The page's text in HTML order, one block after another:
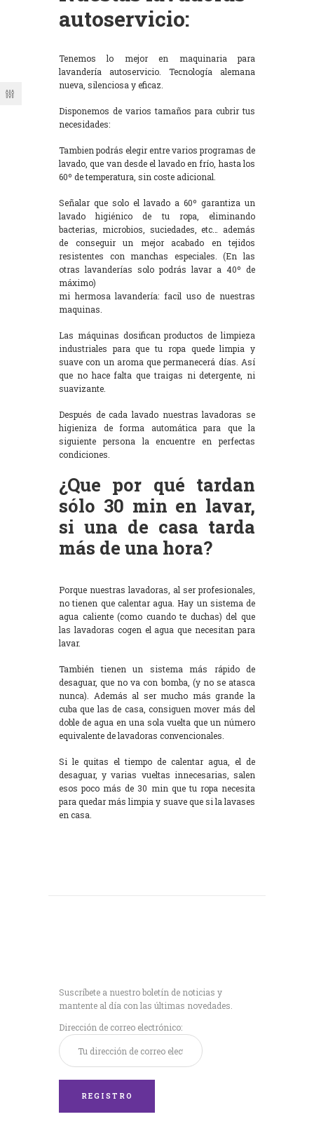
autoservicio:
Tenemos lo mejor en maquinaria para
lavandería autoservicio. Tecnología alemana
nueva, silenciosa y eficaz.
Disponemos de varios tamaños para cubrir tus
necesidades:
Tambien podrás elegir entre varios programas de
lavado, que van desde el lavado en frío, hasta los
60º de temperatura, sin coste adicional.
Señalar que solo el lavado a 60º garantiza un
lavado higiénico de tu ropa, eliminando
bacterias, microbios, suciedades, etc… además
de conseguir un mejor acabado en tejidos
resistentes con manchas especiales. (En las
otras lavanderías solo podrás lavar a 40º de
máximo)
mi hermosa lavandería: facil uso de nuestras
maquinas.
Las máquinas dosifican productos de limpieza
industriales para que tu ropa quede limpia y
suave con un aroma que permanecerá días. Así
que no hace falta que traigas ni detergente, ni
suavizante.
Después de cada lavado nuestras lavadoras se
higieniza de forma automática para que la
siguiente persona la encuentre en perfectas
condiciones.
¿Que por qué tardan
sólo 30 min en lavar,
si una de casa tarda
más de una hora?
Porque nuestras lavadoras, al ser profesionales,
no tienen que calentar agua. Hay un sistema de
agua caliente (como cuando te duchas) del que
las lavadoras cogen el agua que necesitan para
lavar.
También tienen un sistema más rápido de
desaguar, que no va con bomba, (y no se atasca
nunca). Además al ser mucho más grande la
cuba que las de casa, consiguen mover más del
doble de agua en una sola vuelta que un número
equivalente de lavadoras convencionales.
Si le quitas el tiempo de calentar agua, el de
desaguar, y varias vueltas innecesarias, salen
esos poco más de 30 min que tu ropa necesita
para quedar más limpia y suave que si la lavases
en casa.
Suscríbete a nuestro boletín de noticias y
mantente al día con las últimas novedades.
Dirección de correo electrónico: